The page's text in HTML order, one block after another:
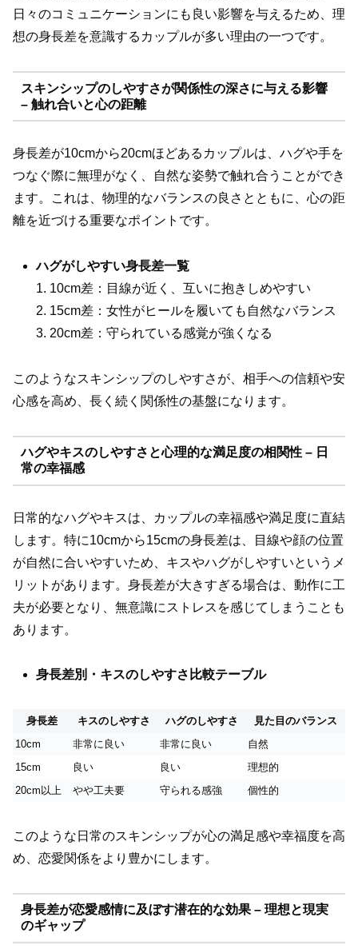
日々のコミュニケーションにも良い影響を与えるため、理
想の身長差を意識するカップルが多い理由の一つです。
スキンシップのしやすさが関係性の深さに与える影響
– 触れ合いと心の距離
身長差が10cmから20cmほどあるカップルは、ハグや手を
つなぐ際に無理がなく、自然な姿勢で触れ合うことができ
ます。これは、物理的なバランスの良さとともに、心の距
離を近づける重要なポイントです。
ハグがしやすい身長差一覧
1. 10cm差：目線が近く、互いに抱きしめやすい
2. 15cm差：女性がヒールを履いても自然なバランス
3. 20cm差：守られている感覚が強くなる
このようなスキンシップのしやすさが、相手への信頼や安
心感を高め、長く続く関係性の基盤になります。
ハグやキスのしやすさと心理的な満足度の相関性 – 日
常の幸福感
日常的なハグやキスは、カップルの幸福感や満足度に直結
します。特に10cmから15cmの身長差は、目線や顔の位置
が自然に合いやすいため、キスやハグがしやすいというメ
リットがあります。身長差が大きすぎる場合は、動作に工
夫が必要となり、無意識にストレスを感じてしまうことも
あります。
身長差別・キスのしやすさ比較テーブル
身長差 キスのしやすさ ハグのしやすさ
見た目のバランス
10cm
非常に良い 非常に良い
自然
15cm
良い 良い
理想的
20cm以上
やや工夫要 守られる感強 個性的
このような日常のスキンシップが心の満足感や幸福度を高
め、恋愛関係をより豊かにします。
身長差が恋愛感情に及ぼす潜在的な効果 – 理想と現実
のギャップ